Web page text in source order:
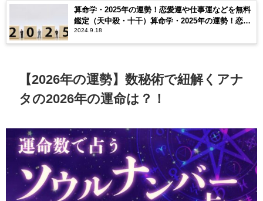
算命学・2025年の運勢！恋愛運や仕事運などを無料
鑑定（天中殺・十干）算命学・2025年の運勢！恋愛
運や仕事運などを無料鑑定（天中殺・十干）
2024.9.18
【2026年の運勢】数秘術で紐解くアナ
タの2026年の運命は？！